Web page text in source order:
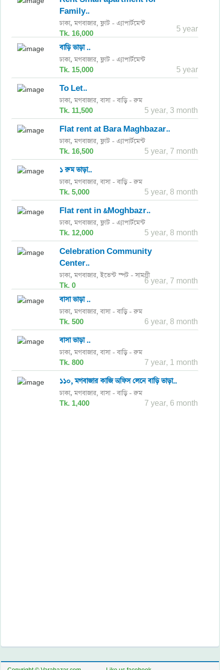
Family..
ঢাকা,মগবাজার, ফ্লাট - এ্যাপার্টমেন্ট
Tk. 16,000 5 year
বাড়ি ভাড়া ..
ঢাকা,মগবাজার, ফ্লাট - এ্যাপার্টমেন্ট
Tk. 15,000 5 year
To Let..
ঢাকা,মগবাজার, বাসা - বাড়ি - রুম
Tk. 11,500 5 year, 3 month
Flat rent at Bara Maghbazar..
ঢাকা,মগবাজার, ফ্লাট - এ্যাপার্টমেন্ট
Tk. 16,500 5 year, 7 month
১ রুম ভাড়া..
ঢাকা,মগবাজার, বাসা - বাড়ি - রুম
Tk. 5,000 5 year, 8 month
Flat rent in &Moghbazr..
ঢাকা,মগবাজার, ফ্লাট - এ্যাপার্টমেন্ট
Tk. 12,000 5 year, 8 month
Celebration Community
Center..
ঢাকা,মগবাজার, ইভেন্ট স্পট - সামগ্রী
Tk. 0 6 year, 7 month
বাসা ভাড়া ..
ঢাকা,মগবাজার, বাসা - বাড়ি - রুম
Tk. 500 6 year, 8 month
বাসা ভাড়া ..
ঢাকা,মগবাজার, বাসা - বাড়ি - রুম
Tk. 800 7 year, 1 month
১১০, মগবাজার কাজি অফিস লেনে বাড়ি ভাড়া..
ঢাকা,মগবাজার, বাসা - বাড়ি - রুম
Tk. 1,400 7 year, 6 month